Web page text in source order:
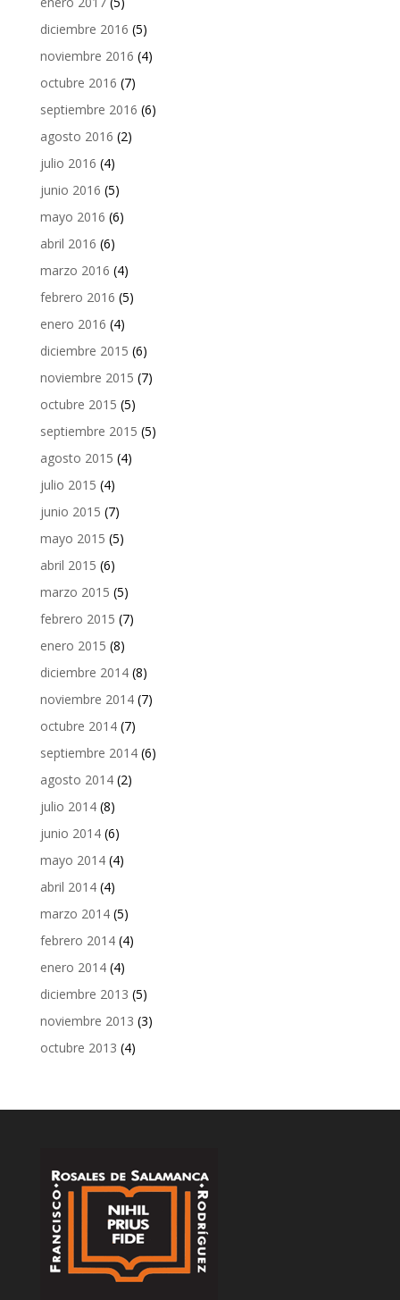
diciembre 2016 (5)
noviembre 2016 (4)
octubre 2016 (7)
septiembre 2016 (6)
agosto 2016 (2)
julio 2016 (4)
junio 2016 (5)
mayo 2016 (6)
abril 2016 (6)
marzo 2016 (4)
febrero 2016 (5)
enero 2016 (4)
diciembre 2015 (6)
noviembre 2015 (7)
octubre 2015 (5)
septiembre 2015 (5)
agosto 2015 (4)
julio 2015 (4)
junio 2015 (7)
mayo 2015 (5)
abril 2015 (6)
marzo 2015 (5)
febrero 2015 (7)
enero 2015 (8)
diciembre 2014(8)
noviembre 2014(7)
octubre 2014(7)
septiembre 2014(6)
agosto 2014(2)
julio 2014(8)
junio 2014(6)
mayo 2014(4)
abril 2014(4)
marzo 2014(5)
febrero 2014(4)
enero 2014(4)
diciembre 2013 (5)
noviembre 2013 (3)
octubre 2013 (4)